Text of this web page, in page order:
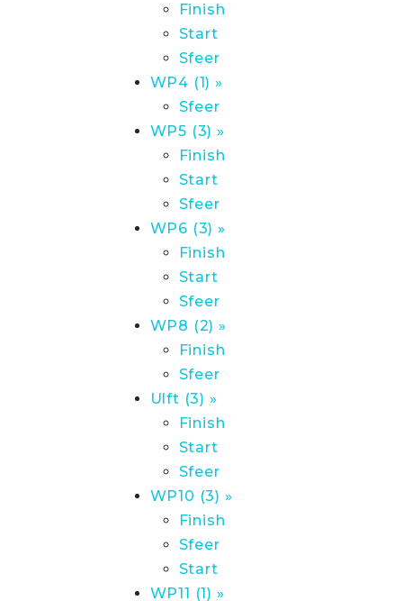
Finish
Start
Sfeer
WP4 (1) »
Sfeer
WP5 (3) »
Finish
Start
Sfeer
WP6 (3) »
Finish
Start
Sfeer
WP8 (2) »
Finish
Sfeer
Ulft (3) »
Finish
Start
Sfeer
WP10 (3) »
Finish
Sfeer
Start
WP11 (1) »